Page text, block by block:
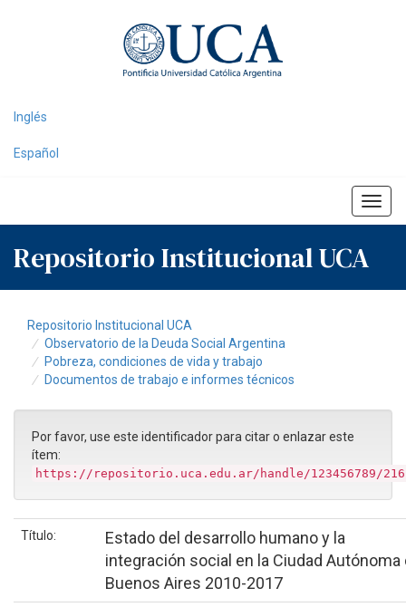
Inglés
Español
Repositorio Institucional UCA
Repositorio Institucional UCA
Observatorio de la Deuda Social Argentina
Pobreza, condiciones de vida y trabajo
Documentos de trabajo e informes técnicos
Por favor, use este identificador para citar o enlazar este
ítem:
https://repositorio.uca.edu.ar/handle/123456789/
Título:
Estado del desarrollo humano y la
integración social en la Ciudad Autónoma
Buenos Aires 2010-2017